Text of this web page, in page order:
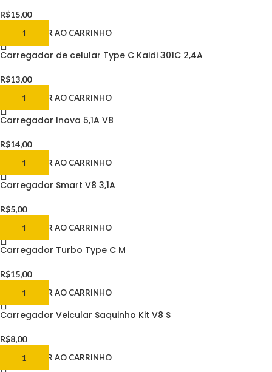
R$15,00
ADICIONAR AO CARRINHO
Carregador de celular Type C Kaidi 301C 2,4A
R$13,00
ADICIONAR AO CARRINHO
Carregador Inova 5,1A V8
R$14,00
ADICIONAR AO CARRINHO
Carregador Smart V8 3,1A
R$5,00
ADICIONAR AO CARRINHO
Carregador Turbo Type C M
R$15,00
ADICIONAR AO CARRINHO
Carregador Veicular Saquinho Kit V8 S
R$8,00
ADICIONAR AO CARRINHO